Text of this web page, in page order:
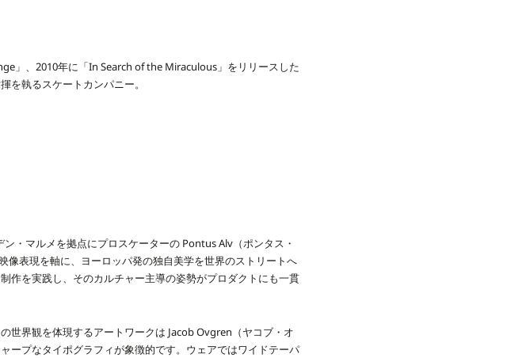
」、2010年に「In Search of the Miraculous」をリリースした
を執るスケートカンパニー。
ン・マルメを拠点にプロスケーターの Pontus Alv（ポンタス・
像表現を軸に、ヨーロッパ発の独自美学を世界のストリートへ
作を実践し、そのカルチャー主導の姿勢がプロダクトにも一貫
世界観を体現するアートワークは Jacob Ovgren（ヤコブ・オ
ープなタイポグラフィが象徴的です。ウェアではワイドテーパ